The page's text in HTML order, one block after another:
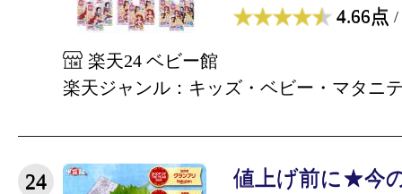
4.66点 /
楽天24 ベビー館
楽天ジャンル：キッズ・ベビー・マタニ
24
値上げ前に★今